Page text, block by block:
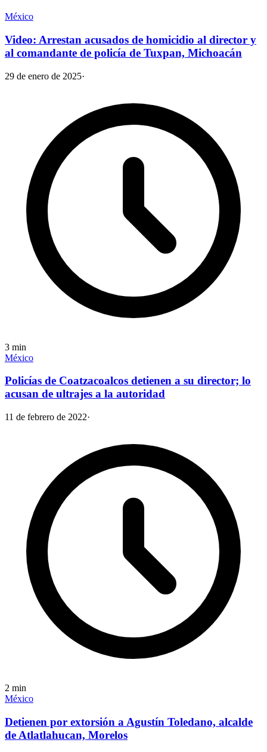
México
Video: Arrestan acusados de homicidio al director y
al comandante de policía de Tuxpan, Michoacán
29 de enero de 2025·
3 min
México
Policías de Coatzacoalcos detienen a su director; lo
acusan de ultrajes a la autoridad
11 de febrero de 2022·
2 min
México
Detienen por extorsión a Agustín Toledano, alcalde
de Atlatlahucan, Morelos